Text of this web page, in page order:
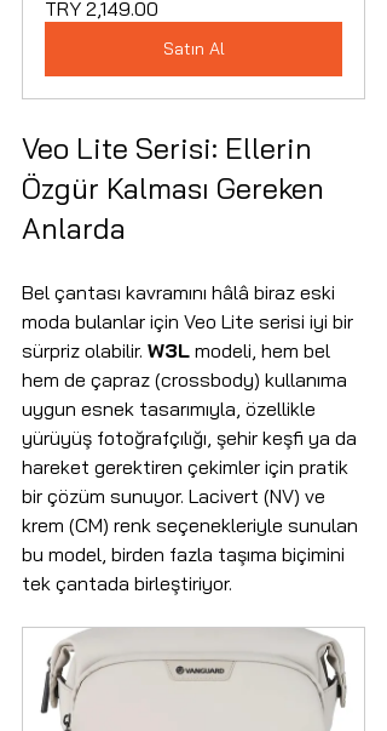
TRY 2,149.00
Satın Al
Veo Lite Serisi: Ellerin
Özgür Kalması Gereken
Anlarda
Bel çantası kavramını hâlâ biraz eski
moda bulanlar için Veo Lite serisi iyi bir
sürpriz olabilir. W3L modeli, hem bel
hem de çapraz (crossbody) kullanıma
uygun esnek tasarımıyla, özellikle
yürüyüş fotoğrafçılığı, şehir keşfi ya da
hareket gerektiren çekimler için pratik
bir çözüm sunuyor. Lacivert (NV) ve
krem (CM) renk seçenekleriyle sunulan
bu model, birden fazla taşıma biçimini
tek çantada birleştiriyor.